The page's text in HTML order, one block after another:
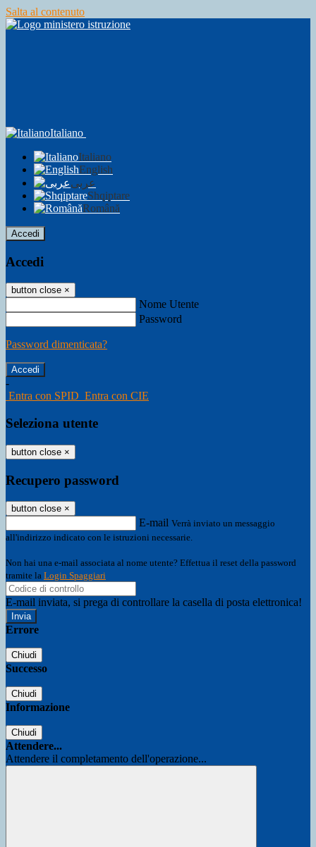
Salta al contenuto
Italiano
Italiano
English
عربى
Shqiptare
Română
Accedi
Accedi
button close ×
Nome Utente
Password
Password dimenticata?
-
Entra con SPID Entra con CIE
Seleziona utente
button close ×
Recupero password
button close ×
E-mail Verrà inviato un messaggio
all'indirizzo indicato con le istruzioni necessarie.
Non hai una e-mail associata al nome utente? Effettua il reset della password
tramite la Login Spaggiari
E-mail inviata, si prega di controllare la casella di posta elettronica!
Errore
Chiudi
Successo
Chiudi
Informazione
Chiudi
Attendere...
Attendere il completamento dell'operazione...